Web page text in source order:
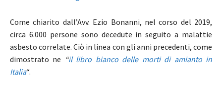
Come chiarito dall’Avv. Ezio Bonanni, nel corso del 2019,
circa 6.000 persone sono decedute in seguito a malattie
asbesto correlate. Ciò in linea con gli anni precedenti, come
dimostrato ne “il libro bianco delle morti di amianto in
Italia“.